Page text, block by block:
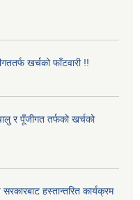
खर्चको फाँटवारी !!
र पूँजीगत तर्फको खर्चको
हस्तान्तरित कार्यक्रम